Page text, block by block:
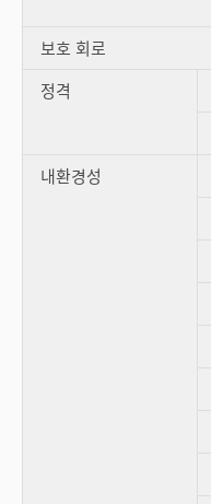
보호 회로
정격
내환경성